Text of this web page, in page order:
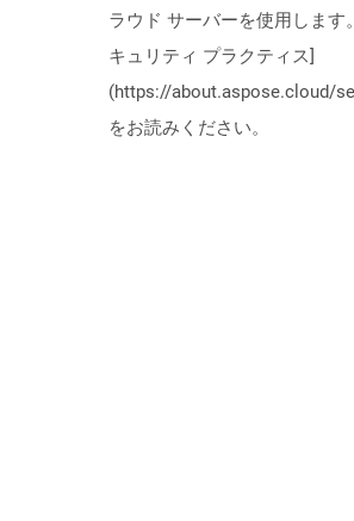
ラウド サーバーを使用します
キュリティ プラクティス]
(https://about.aspose.cloud/
をお読みください。